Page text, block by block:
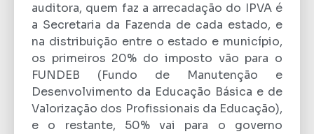
auditora, quem faz a arrecadação do IPVA é
a Secretaria da Fazenda de cada estado, e
na distribuição entre o estado e município,
os primeiros 20% do imposto vão para o
FUNDEB (Fundo de Manutenção e
Desenvolvimento da Educação Básica e de
Valorização dos Profissionais da Educação),
e o restante, 50% vai para o governo